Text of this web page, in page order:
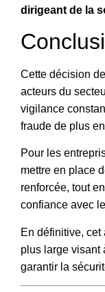
dirigeant de la
Cette décision
acteurs du
vigilance
fraude de plus
Pour les
mettre en place
renforcée, tout
confiance avec
En définitive, cet
plus large visant
garantir la